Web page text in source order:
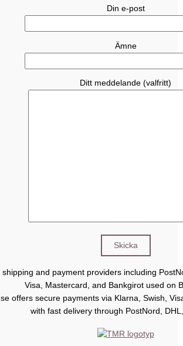
Din e-post
Ämne
Ditt meddelande (valfritt)
offers secure payments via Klarna, Swish,
with fast delivery through PostNord,